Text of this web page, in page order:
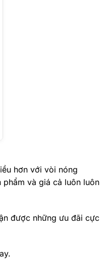
hơn với vòi nóng
và giá cả luôn luôn
được những ưu đãi cực